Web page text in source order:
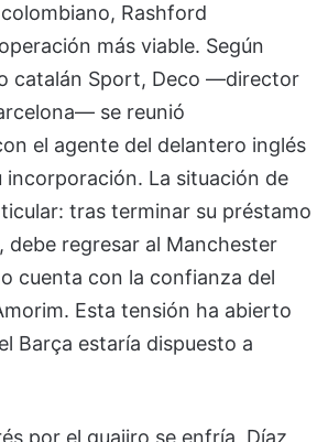
Rashford
más viable. Según
catalán Sport, Deco —director
se reunió
el agente del delantero inglés
incorporación. La situación de
tras terminar su préstamo
debe regresar al Manchester
cuenta con la confianza del
Esta tensión ha abierto
Barça estaría dispuesto a
por el guajiro se enfría, Díaz